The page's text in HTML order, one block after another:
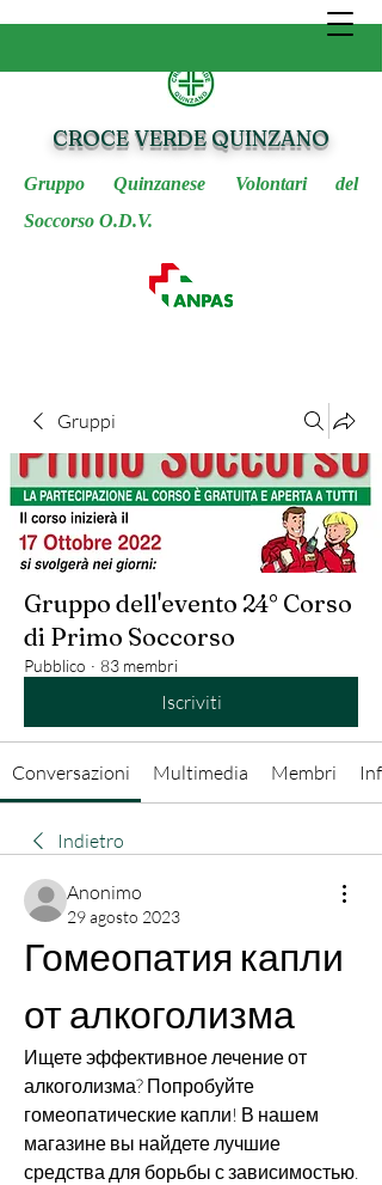
CROCE VERDE QUINZANO
Gruppo Quinzanese Volontari del
Soccorso O.D.V.
Gruppi
Gruppo dell'evento 24° Corso
di Primo Soccorso
Pubblico · 83 membri
Iscriviti
Conversazioni Multimedia Membri Info
Indietro
Anonimo
29 agosto 2023
Гомеопатия капли
от алкоголизма
Ищете эффективное лечение от
алкоголизма? Попробуйте
гомеопатические капли! В нашем
магазине вы найдете лучшие
средства для борьбы с зависимостью.